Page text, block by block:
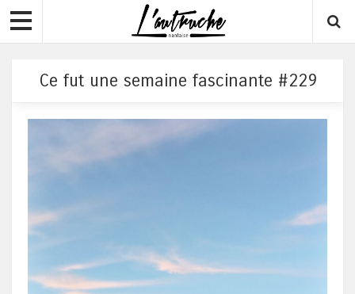
Ce fut une semaine fascinante #229